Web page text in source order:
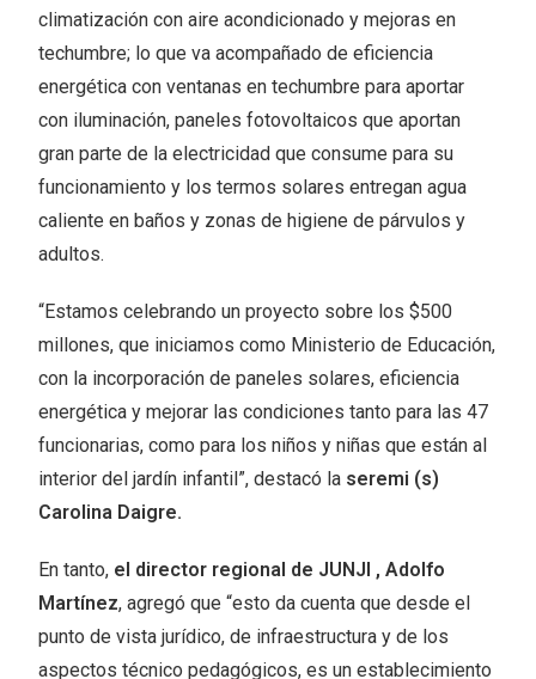
climatización con aire acondicionado y mejoras en
techumbre; lo que va acompañado de eficiencia
energética con ventanas en techumbre para aportar
con iluminación, paneles fotovoltaicos que aportan
gran parte de la electricidad que consume para su
funcionamiento y los termos solares entregan agua
caliente en baños y zonas de higiene de párvulos y
adultos.
“Estamos celebrando un proyecto sobre los $500
millones, que iniciamos como Ministerio de Educación,
con la incorporación de paneles solares, eficiencia
energética y mejorar las condiciones tanto para las 47
funcionarias, como para los niños y niñas que están al
interior del jardín infantil”, destacó la seremi (s)
Carolina Daigre.
En tanto, el director regional de JUNJI , Adolfo
Martínez, agregó que “esto da cuenta que desde el
punto de vista jurídico, de infraestructura y de los
aspectos técnico pedagógicos, es un establecimiento